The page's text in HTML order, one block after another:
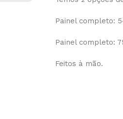
Painel completo:
Painel completo:
Feitos à mão.